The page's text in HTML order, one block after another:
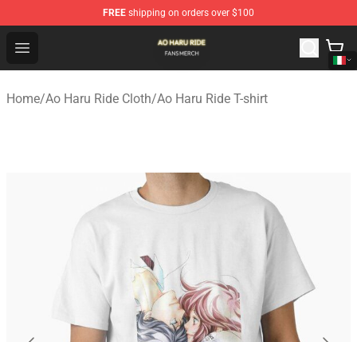
FREE shipping on orders over $100
Open menu
Ao Haru Ride Shop - Official Ao Haru Ride Merchandise
Home/Ao Haru Ride Cloth/Ao Haru Ride T-shirt